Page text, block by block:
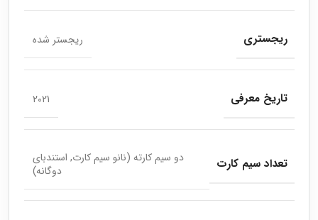
ریجستری ریجستر شده
تاریخ معرفی 2021
تعداد سیم کارت
دو سیم کارته (نانو سیم کارت, استندبای
دوگانه)